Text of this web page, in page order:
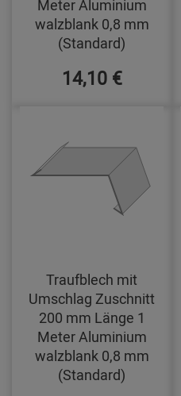
Meter Aluminium
walzblank 0,8 mm
(Standard)
14,10 €
Traufblech mit
Umschlag Zuschnitt
200 mm Länge 1
Meter Aluminium
walzblank 0,8 mm
(Standard)